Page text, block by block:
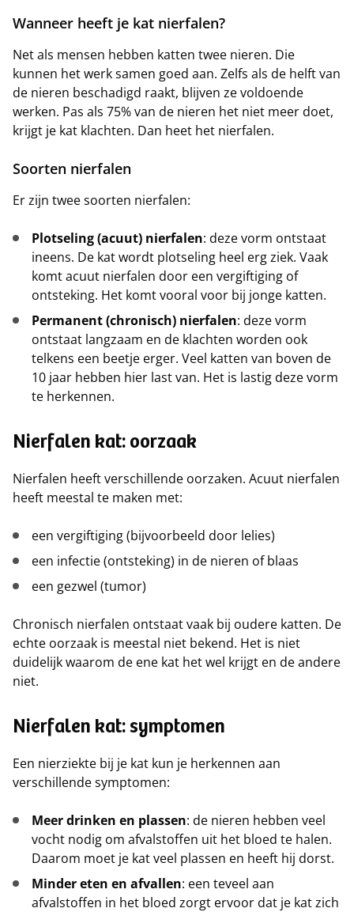
Wanneer heeft je kat nierfalen?
Net als mensen hebben katten twee nieren. Die
kunnen het werk samen goed aan. Zelfs als de helft van
de nieren beschadigd raakt, blijven ze voldoende
werken. Pas als 75% van de nieren het niet meer doet,
krijgt je kat klachten. Dan heet het nierfalen.
Soorten nierfalen
Er zijn twee soorten nierfalen:
Plotseling (acuut) nierfalen: deze vorm ontstaat
ineens. De kat wordt plotseling heel erg ziek. Vaak
komt acuut nierfalen door een vergiftiging of
ontsteking. Het komt vooral voor bij jonge katten.
Permanent (chronisch) nierfalen: deze vorm
ontstaat langzaam en de klachten worden ook
telkens een beetje erger. Veel katten van boven de
10 jaar hebben hier last van. Het is lastig deze vorm
te herkennen.
Nierfalen kat: oorzaak
Nierfalen heeft verschillende oorzaken. Acuut nierfalen
heeft meestal te maken met:
een vergiftiging (bijvoorbeeld door lelies)
een infectie (ontsteking) in de nieren of blaas
een gezwel (tumor)
Chronisch nierfalen ontstaat vaak bij oudere katten. De
echte oorzaak is meestal niet bekend. Het is niet
duidelijk waarom de ene kat het wel krijgt en de andere
niet.
Nierfalen kat: symptomen
Een nierziekte bij je kat kun je herkennen aan
verschillende symptomen:
Meer drinken en plassen: de nieren hebben veel
vocht nodig om afvalstoffen uit het bloed te halen.
Daarom moet je kat veel plassen en heeft hij dorst.
Minder eten en afvallen: een teveel aan
afvalstoffen in het bloed zorgt ervoor dat je kat zich